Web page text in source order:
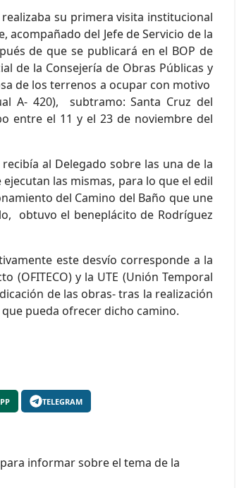
su primera visita institucional
acompañado del Jefe de Servicio de la
de que se publicará en el BOP de
de la Consejería de Obras Públicas y
de los terrenos a ocupar con motivo
A- 420), subtramo: Santa Cruz del
entre el 11 y el 23 de noviembre del
al Delegado sobre las una de la
las mismas, para lo que el edil
del Camino del Baño que une
obtuvo el beneplácito de Rodríguez
este desvío corresponde a la
(OFITECO) y la UTE (Unión Temporal
de las obras- tras la realización
pueda ofrecer dicho camino.
TELEGRAM
informar sobre el tema de la